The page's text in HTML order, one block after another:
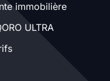
immobilière
ULTRA